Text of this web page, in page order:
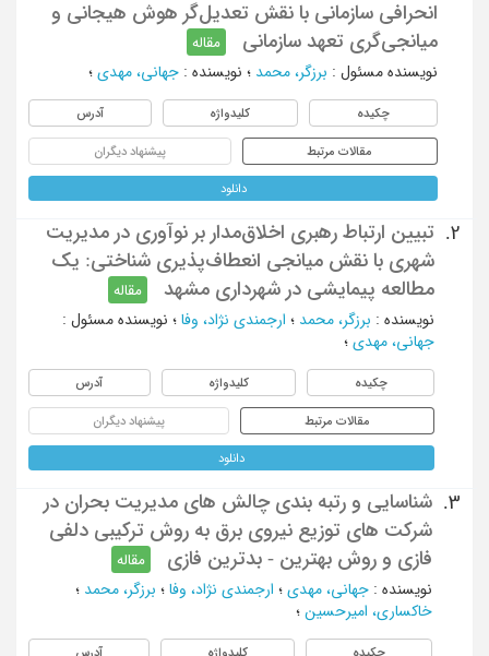
انحرافی سازمانی با نقش تعدیل‌گر هوش هیجانی و
میانجی‌گری تعهد سازمانی
مقاله
نویسنده مسئول : برزگر، محمد ؛ نویسنده : جهانی، مهدی ؛
چکیده کلیدواژه آدرس
مقالات مرتبط پیشنهاد دیگران
دانلود
2.
تبیین ارتباط رهبری اخلاق‌مدار بر نوآوری در مدیریت
شهری با نقش میانجی انعطاف‌پذیری شناختی: یک
مطالعه پیمایشی در شهرداری مشهد
مقاله
نویسنده : برزگر، محمد ؛ ارجمندی نژاد، وفا ؛ نویسنده مسئول :
جهانی، مهدی ؛
چکیده کلیدواژه آدرس
مقالات مرتبط پیشنهاد دیگران
دانلود
3.
شناسایی و رتبه بندی چالش های مدیریت بحران در
شرکت های توزیع نیروی برق به روش ترکیبی دلفی
فازی و روش بهترین - بدترین فازی
مقاله
نویسنده : جهانی، مهدی ؛ ارجمندی نژاد، وفا ؛ برزگر، محمد ؛
خاکساری، امیرحسین ؛
چکیده کلیدواژه آدرس